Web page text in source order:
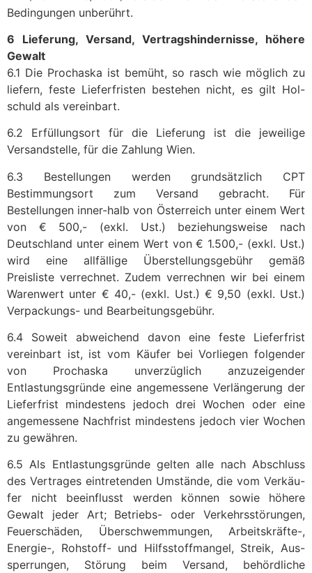
Bedingungen unberührt.
6 Lieferung, Versand, Vertragshindernisse, höhere
Gewalt
6.1 Die Prochaska ist bemüht, so rasch wie möglich zu
liefern, feste Lieferfristen bestehen nicht, es gilt Hol-
schuld als vereinbart.
6.2 Erfüllungsort für die Lieferung ist die jeweilige
Versandstelle, für die Zahlung Wien.
6.3 Bestellungen werden grundsätzlich CPT
Bestimmungsort zum Versand gebracht. Für
Bestellungen inner-halb von Österreich unter einem Wert
von € 500,- (exkl. Ust.) beziehungsweise nach
Deutschland unter einem Wert von € 1.500,- (exkl. Ust.)
wird eine allfällige Überstellungsgebühr gemäß
Preisliste verrechnet. Zudem verrechnen wir bei einem
Warenwert unter € 40,- (exkl. Ust.) € 9,50 (exkl. Ust.)
Verpackungs- und Bearbeitungsgebühr.
6.4 Soweit abweichend davon eine feste Lieferfrist
vereinbart ist, ist vom Käufer bei Vorliegen folgender
von Prochaska unverzüglich anzuzeigender
Entlastungsgründe eine angemessene Verlängerung der
Lieferfrist mindestens jedoch drei Wochen oder eine
angemessene Nachfrist mindestens jedoch vier Wochen
zu gewähren.
6.5 Als Entlastungsgründe gelten alle nach Abschluss
des Vertrages eintretenden Umstände, die vom Verkäu-
fer nicht beeinflusst werden können sowie höhere
Gewalt jeder Art; Betriebs- oder Verkehrsstörungen,
Feuerschäden, Überschwemmungen, Arbeitskräfte-,
Energie-, Rohstoff- und Hilfsstoffmangel, Streik, Aus-
sperrungen, Störung beim Versand, behördliche